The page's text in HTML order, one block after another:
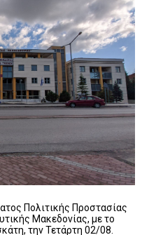
Πολιτικής Προστασίας
Μακεδονίας, με το
την Τετάρτη 02/08.